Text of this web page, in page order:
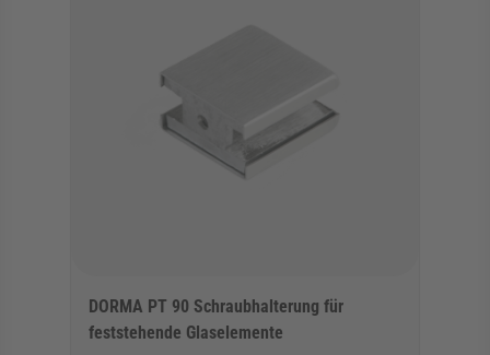
DORMA PT 90 Schraubhalterung für
feststehende Glaselemente